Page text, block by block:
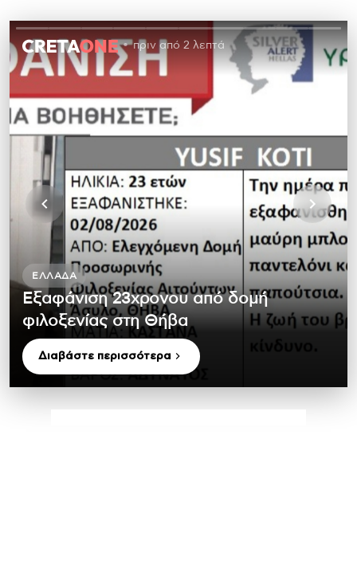
πριν από 2 λεπτά
ΕΛΛΆΔΑ
Εξαφάνιση 23χρονου από δομή
φιλοξενίας στη Θήβα
Διαβάστε περισσότερα